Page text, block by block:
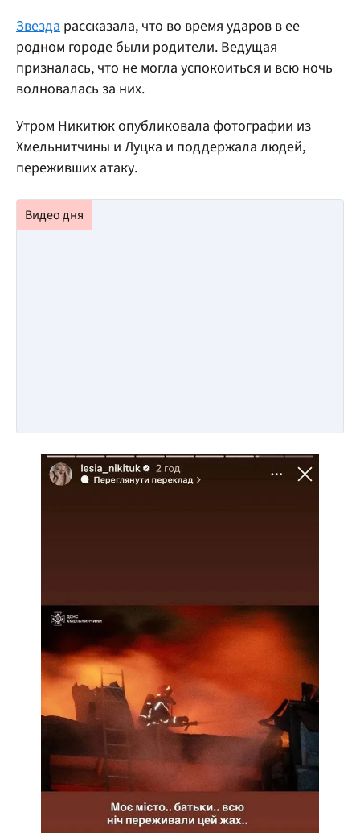
Звезда рассказала, что во время ударов в ее
родном городе были родители. Ведущая
призналась, что не могла успокоиться и всю ночь
волновалась за них.
Утром Никитюк опубликовала фотографии из
Хмельнитчины и Луцка и поддержала людей,
переживших атаку.